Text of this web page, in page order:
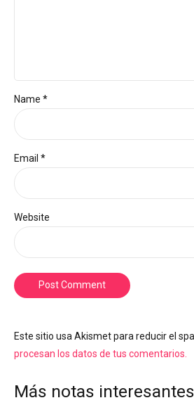
Name *
Email *
Website
Post Comment
Este sitio usa Akismet para reducir el
procesan los datos de tus comentarios.
Más notas interesantes